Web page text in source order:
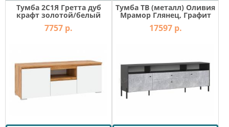
Тумба 2С1Я Гретта дуб
крафт золотой/белый
7757 р.
Тумба ТВ (металл) Оливия
Мрамор Глянец, Графит
17597 р.